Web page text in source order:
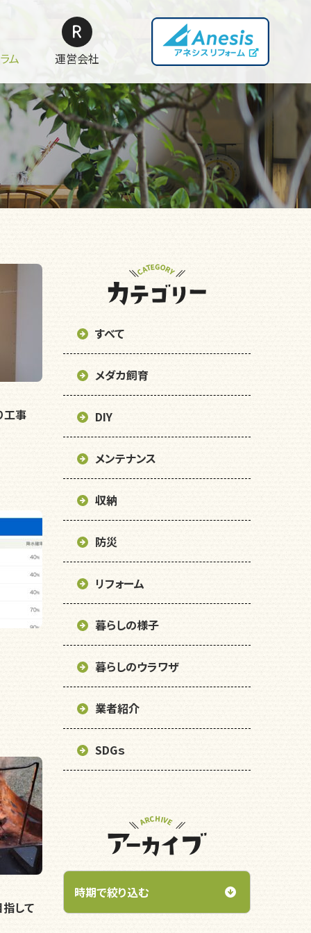
ム 運営会社
工事
指して
すべて
メダカ飼育
DIY
メンテナンス
収納
防災
リフォーム
暮らしの様子
暮らしのウラワザ
業者紹介
SDGｓ